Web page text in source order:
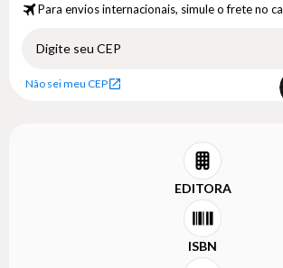
Para envios internacionais, simule o frete no
Não sei meu CEP
EDITORA
ISBN